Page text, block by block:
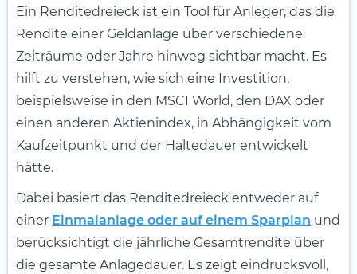
Ein Renditedreieck ist ein Tool für Anleger, das die
Rendite einer Geldanlage über verschiedene
Zeiträume oder Jahre hinweg sichtbar macht. Es
hilft zu verstehen, wie sich eine Investition,
beispielsweise in den MSCI World, den DAX oder
einen anderen Aktienindex, in Abhängigkeit vom
Kaufzeitpunkt und der Haltedauer entwickelt
hätte.
Dabei basiert das Renditedreieck entweder auf
einer Einmalanlage oder auf einem Sparplan und
berücksichtigt die jährliche Gesamtrendite über
die gesamte Anlagedauer. Es zeigt eindrucksvoll,